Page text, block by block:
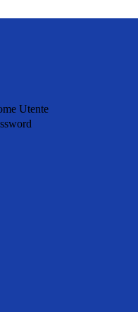
Utente